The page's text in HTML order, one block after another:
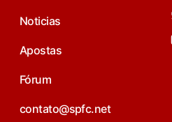
Noticias
Apostas
Fórum
contato@spfc.net